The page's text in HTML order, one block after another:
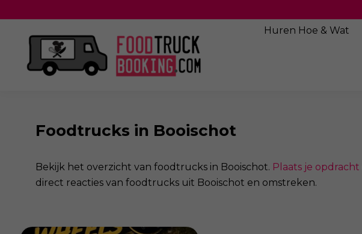
Huren Hoe & Wat
Foodtrucks in Booischot
Bekijk het overzicht van foodtrucks in Booischot. Plaats je opdracht
direct reacties van foodtrucks uit Booischot en omstreken.